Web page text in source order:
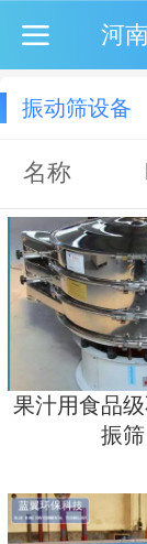
河
振动筛设备
名称
果汁用食品
振筛